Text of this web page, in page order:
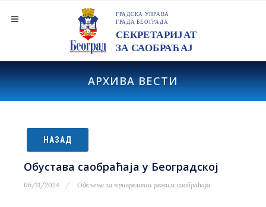
АРХИВА ВЕСТИ
НАЗАД
Обустава саобраћаја у Београдској
06/11/2024 Одељење за привремени режим саобраћаја